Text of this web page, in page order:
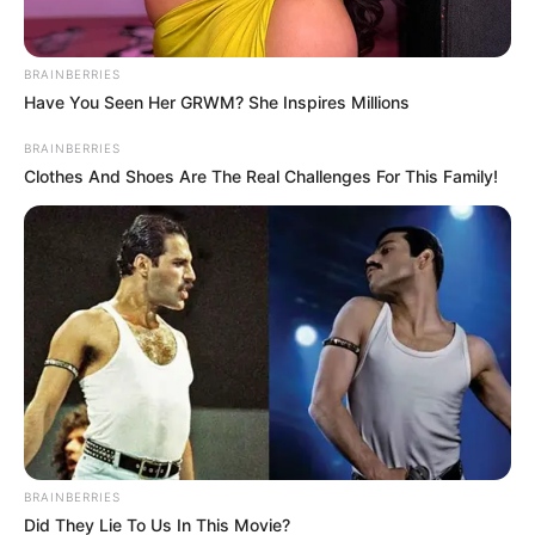
preliminares, varios hombres armados llegaron al lugar,
irrumpieron violentamente y le dispararon en múltiples
ocasiones, causándole la muerte de manera inmediata.
Ataque directo y robo
BRAINBERRIES
Have You Seen Her GRWM? She Inspires Millions
BRAINBERRIES
Clothes And Shoes Are The Real Challenges For This Family!
BRAINBERRIES
Did They Lie To Us In This Movie?